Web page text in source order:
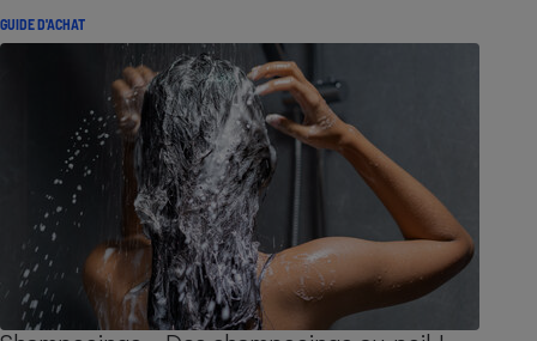
GUIDE D'ACHAT